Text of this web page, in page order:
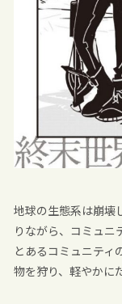
地球の生態系は崩壊
りながら、コミュニ
とあるコミュニティ
物を狩り、軽やかに